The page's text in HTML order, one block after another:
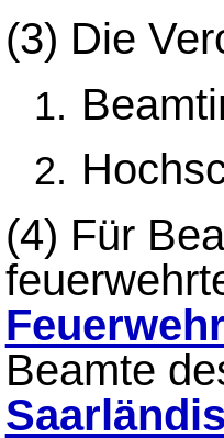
(3) Die
(4) Für
Beamte